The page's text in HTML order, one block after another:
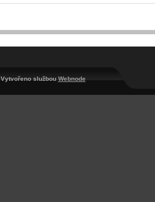
Vytvořeno službou Webnode